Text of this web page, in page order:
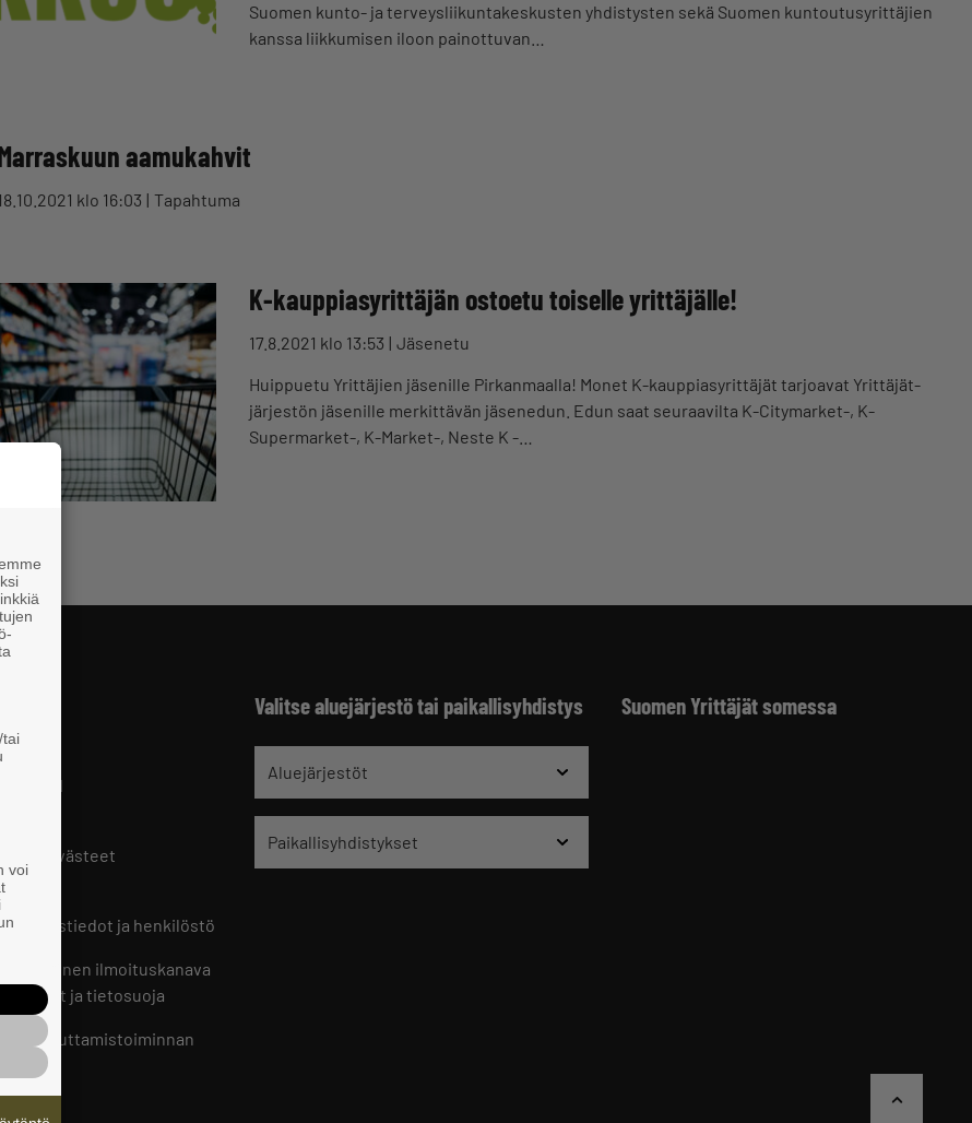
Suomen kunto- ja terveysliikuntakeskusten yhdistysten sekä Suomen kuntoutusyrittäjien
kanssa liikkumisen iloon painottuvan…
aamukahvit
klo 16:03 Tapahtuma
K-kauppiasyrittäjän ostoetu toiselle yrittäjälle!
17.8.2021 klo 13:53
Jäsenetu
Huippuetu Yrittäjien jäsenille Pirkanmaalla! Monet K-kauppiasyrittäjät tarjoavat Yrittäjät-
järjestön jäsenille merkittävän jäsenedun. Edun saat seuraavilta K-Citymarket-, K-
Supermarket-, K-Market-, Neste K -…
ja evästeet
yhteystiedot ja henkilöstö
sisäinen ilmoituskanava
ohjeet ja tietosuoja
vaikuttamistoiminnan
Valitse aluejärjestö tai paikallisyhdistys
Aluejärjestöt
Paikallisyhdistykset
Suomen Yrittäjät somessa
tai
voi